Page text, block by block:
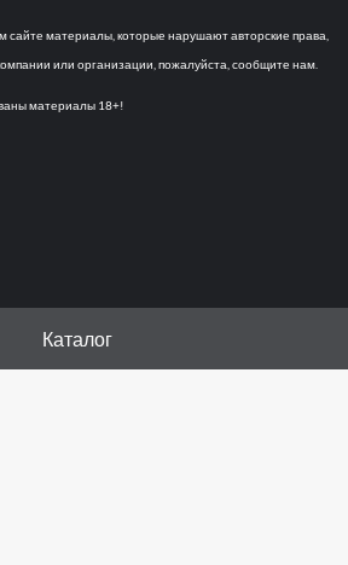
материалы, которые нарушают авторские права,
или организации, пожалуйста, сообщите нам.
материалы 18+!
Каталог